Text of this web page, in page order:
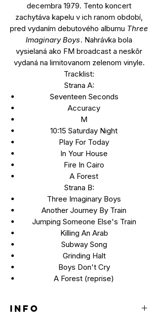
decembra 1979. Tento koncert
zachytáva kapelu v ich ranom období,
pred vydaním debutového albumu Three
Imaginary Boys. Nahrávka bola
vysielaná ako FM broadcast a neskôr
vydaná na limitovanom zelenom vinyle.
Tracklist:
Strana A:
Seventeen Seconds
Accuracy
M
10:15 Saturday Night
Play For Today
In Your House
Fire In Cairo
A Forest
Strana B:
Three Imaginary Boys
Another Journey By Train
Jumping Someone Else's Train
Killing An Arab
Subway Song
Grinding Halt
Boys Don't Cry
A Forest (reprise)
INFO